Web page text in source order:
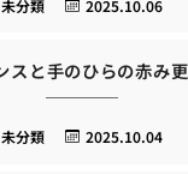
2025.10.06
未分類
スと手のひらの赤み
2025.10.04
未分類